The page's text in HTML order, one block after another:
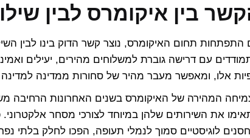
בין איקומרס לבין
התפתחות תחום האיקומרס, נוצר קשר הדוק בינו לבין
עם דרישה גוברת למשלוחים מהירים, יעילים
אלו, ומאפשר מעבר מהיר של סחורות ממדינה
המהירה של האיקומרס בשנים האחרונות הרחיבה
את השירותים שלהן במיוחד לצורכי מסחר
לוגיסטיים סמוך לנמלי תעופה, הפכו לחלק בלתי